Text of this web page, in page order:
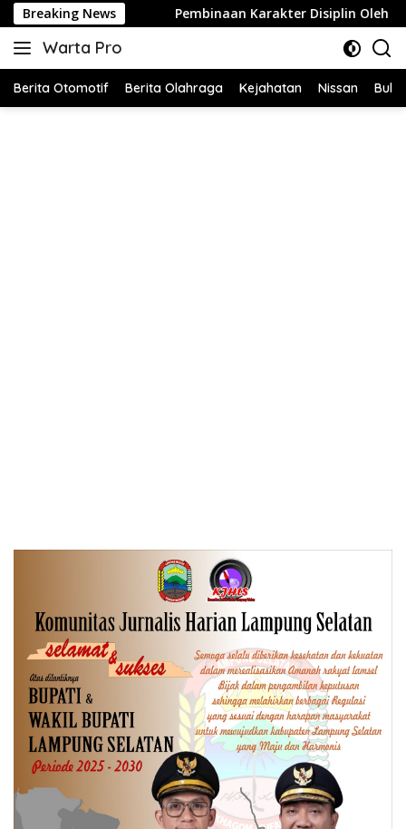
Langsung
ke
konten
Breaking News
Pembinaan Karakter Disiplin Oleh Babinsa Koramil 42-
Warta Pro
Akurat
Terpercaya
Berita Otomotif Berita Olahraga Kejahatan Nissan